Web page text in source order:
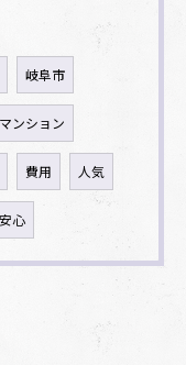
岐阜市
マンション
費用 人気
安心